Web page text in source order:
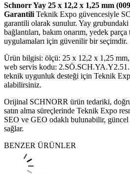
Schnorr Yay 25 x 12,2 x 1,25 mm
Garantili Teknik Expo güvencesiyle
garantili olarak sunulur. Yay
bağlantıları, bakım onarım, yedek
uygulamaları için güvenilir bir seçimdir.
Ürün bilgisi: ölçü: 25 x 12,2 x 1,25 mm,
web servis kodu:
teknik uygunluk desteği için Teknik
alabilirsiniz.
Orijinal SCHNORR ürün tedariki,
satın alma süreçlerinde Teknik Expo
SEO ve GEO odaklı bulunabilir, güncel
sağlar.
BENZER ÜRÜNLER